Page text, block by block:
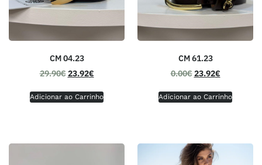
CM 04.23
29.90€23.92€
Adicionar ao Carrinho
CM 61.23
0.00€23.92€
Adicionar ao Carrinho